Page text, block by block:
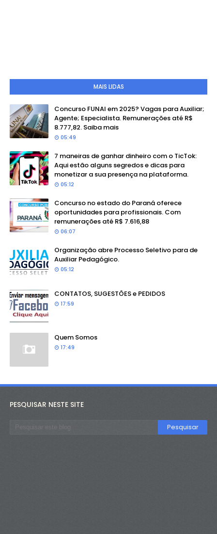
MAIS LIDAS
Concurso FUNAI em 2025? Vagas para Auxiliar;
Agente; Especialista. Remunerações até R$
8.777,82. Saiba mais
05:49
7 maneiras de ganhar dinheiro com o TicTok:
Aqui estão alguns segredos e dicas para
monetizar a sua presença na plataforma.
05:12
Concurso no estado do Paraná oferece
oportunidades para profissionais. Com
remunerações até R$ 7.616,88
06:07
Organização abre Processo Seletivo para de
Auxiliar Pedagógico.
05:12
CONTATOS, SUGESTÕES e PEDIDOS
17:59
Quem Somos
17:49
PESQUISAR NESTE SITE